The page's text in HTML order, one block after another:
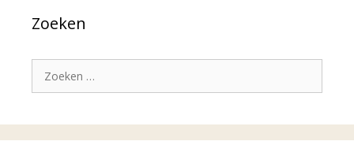
Zoeken
Zoek
naar: